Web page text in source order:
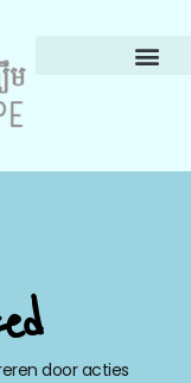
door acties